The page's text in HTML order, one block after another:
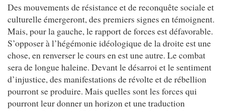
Des mouvements de résistance et de reconquête sociale et
culturelle émergeront, des premiers signes en témoignent.
Mais, pour la gauche, le rapport de forces est défavorable.
S’opposer à l’hégémonie idéologique de la droite est une
chose, en renverser le cours en est une autre. Le combat
sera de longue haleine. Devant le désarroi et le sentiment
d’injustice, des manifestations de révolte et de rébellion
pourront se produire. Mais quelles sont les forces qui
pourront leur donner un horizon et une traduction